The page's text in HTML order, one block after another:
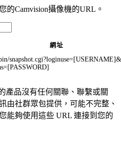
的Camvision攝像機的URL。
網址
產品沒有任何關聯、聯繫或關
由社群眾包提供，可能不完整、
能夠使用這些 URL 連接到您的